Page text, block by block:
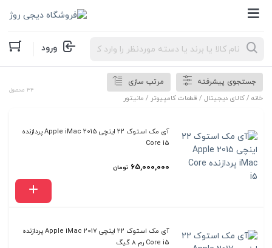
Products
search ورود
جستجوی پیشرفته
مرتب سازی
خانه /کالای دیجیتال / قطعات کامپیوتر / مانیتور
34 محصول
آی مک استوک 22 اینچی 2015 Apple iMac پردازنده
Core i5
65,000,000 تومان
آی مک استوک 22 اینچی 2017 Apple iMac پردازنده
Core i5 رم 8 گیگ